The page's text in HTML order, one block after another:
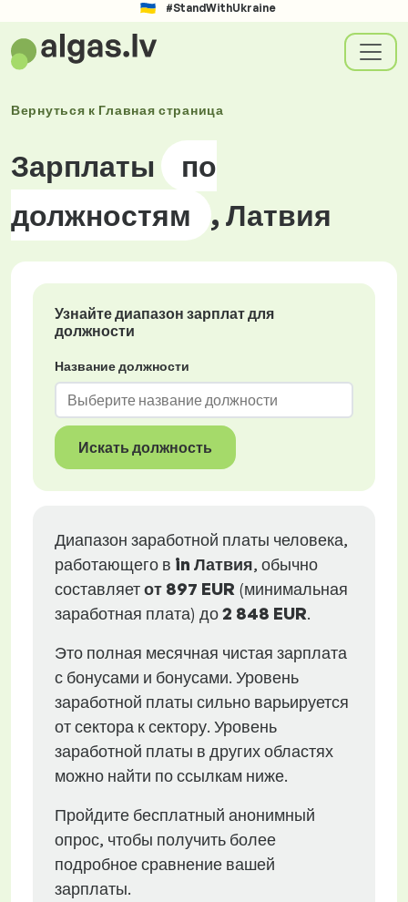
#StandWithUkraine
Вернуться к Главная страница
Зарплаты
по
должностям
, Латвия
Узнайте диапазон зарплат для
должности
Название должности
Искать должность
Диапазон заработной платы человека,
работающего в in Латвия, обычно
составляетот 897 EUR (минимальная
заработная плата) до2 848 EUR.
Это полная месячная чистая зарплата
с бонусами и бонусами. Уровень
заработной платы сильно варьируется
от сектора к сектору. Уровень
заработной платы в других областях
можно найти по ссылкам ниже.
Пройдите бесплатный анонимный
опрос, чтобы получить более
подробное сравнение вашей
зарплаты.